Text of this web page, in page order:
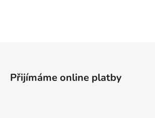
Přijímáme online platby